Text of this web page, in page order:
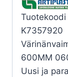
Tuotekoodi
K7357920
600MM
Uusi ja